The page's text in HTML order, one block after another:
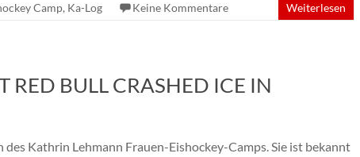
Camp, Ka-Log Keine Kommentare Weiterlesen
RED BULL CRASHED ICE IN
Kathrin Lehmann Frauen-Eishockey-Camps. Sie ist bekannt